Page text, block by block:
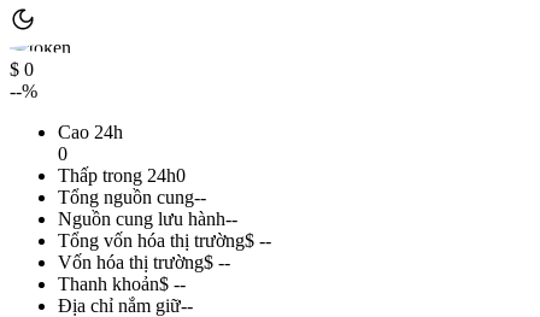
$ 0
--%
Cao 24h
0
Thấp trong 24h0
Tổng nguồn cung--
Nguồn cung lưu hành--
Tổng vốn hóa thị trường$ --
Vốn hóa thị trường$ --
Thanh khoản$ --
Địa chỉ nắm giữ--